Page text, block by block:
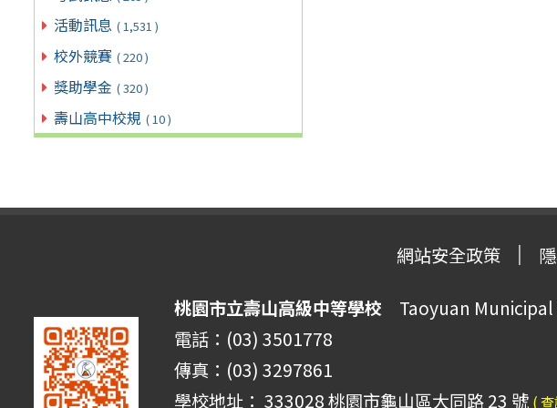
活動訊息 ( 1,531 )
校外競賽 ( 220 )
獎助學金 ( 320 )
壽山高中校規 ( 10 )
網站安全政策
桃園市立壽山高級中等學校 Taoyuan Municipal
電話：(03) 3501778
傳真：(03) 3297861
學校地址： 333028 桃園市龜山區大同路 23 號 (